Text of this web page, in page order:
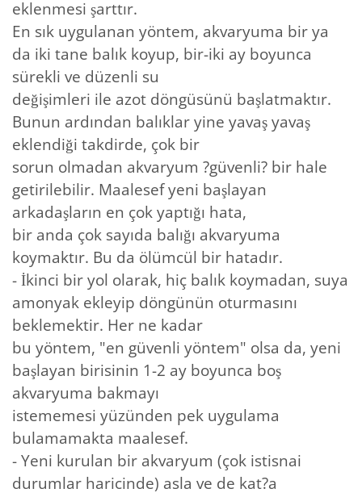
eklenmesi şarttır.
En sık uygulanan yöntem, akvaryuma bir ya
da iki tane balık koyup, bir-iki ay boyunca
sürekli ve düzenli su
değişimleri ile azot döngüsünü başlatmaktır.
Bunun ardından balıklar yine yavaş yavaş
eklendiği takdirde, çok bir
sorun olmadan akvaryum ?güvenli? bir hale
getirilebilir. Maalesef yeni başlayan
arkadaşların en çok yaptığı hata,
bir anda çok sayıda balığı akvaryuma
koymaktır. Bu da ölümcül bir hatadır.
- İkinci bir yol olarak, hiç balık koymadan, suya
amonyak ekleyip döngünün oturmasını
beklemektir. Her ne kadar
bu yöntem, "en güvenli yöntem" olsa da, yeni
başlayan birisinin 1-2 ay boyunca boş
akvaryuma bakmayı
istememesi yüzünden pek uygulama
bulamamakta maalesef.
- Yeni kurulan bir akvaryum (çok istisnai
durumlar haricinde) asla ve de kat?a